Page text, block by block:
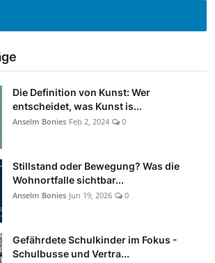
Die Definition von Kunst: Wer
entscheidet, was Kunst is...
Anselm Bonies Feb 2, 2024 0
Stillstand oder Bewegung? Was die
Wohnortfalle sichtbar...
Anselm Bonies Jun 19, 2026 0
Gefährdete Schulkinder im Fokus -
Schulbusse und Vertra...